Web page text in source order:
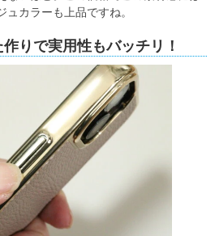
カラーも上品ですね。
りで実用性もバッチリ！